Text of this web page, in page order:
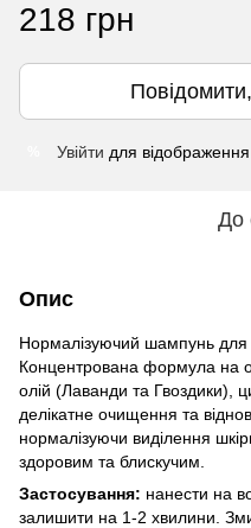
218 грн
Увійти для
До
Опис
Нормалізуючий шампунь для
Концентрована формула на
олій (Лаванди та Гвоздики),
делікатне очищення та
нормалізуючи виділення
здоровим та блискучим.
Застосування: нанести на
залишити на 1-2 хвилини.